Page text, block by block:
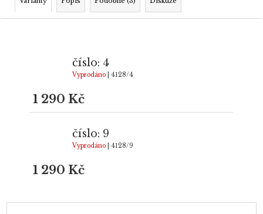
číslo: 4
Vyprodáno | 4128/4
1 290 Kč
číslo: 9
Vyprodáno | 4128/9
1 290 Kč